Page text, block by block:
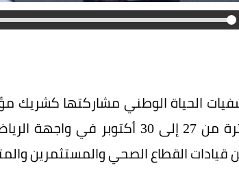
أقيم خلال الفترة من 27 إلى 30
قيادات القطاع الصحي والمستثمرين